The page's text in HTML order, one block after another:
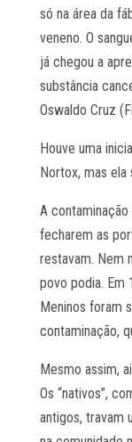
só na área da
veneno. O
já chegou a
substância
Oswaldo Cruz
Houve uma
Nortox, mas
A
fecharem as
restavam. Nem
povo podia. Em
Meninos foram
contaminação,
Mesmo assim,
Os “nativos”,
antigos, travam